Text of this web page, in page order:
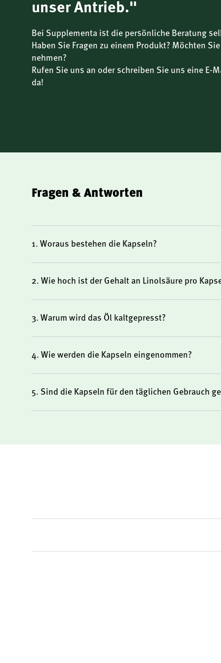
Das Öl wird in einer licht- und luftgeschützten
Haltbarkeit der empfindlichen Fettsäuren sichert. Auf
Konservierungsmittel wird verzichtet.
Markenphilosophie
Das Produkt steht für Reinheit, Transparenz und
unser Antrieb."
Bei Supplementa ist die persönliche Beratung
Haben Sie Fragen zu einem Produkt? Möchten
nehmen?
Rufen Sie uns an oder schreiben Sie uns eine E-
da!
Fragen & Antworten
1. Woraus bestehen die Kapseln?
2. Wie hoch ist der Gehalt an Linolsäure pro
3. Warum wird das Öl kaltgepresst?
4. Wie werden die Kapseln eingenommen?
5. Sind die Kapseln für den täglichen Gebrauch